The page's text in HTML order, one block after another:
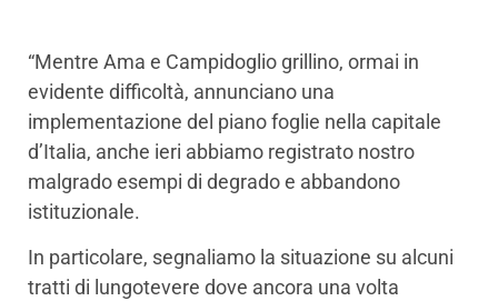
“Mentre Ama e Campidoglio grillino, ormai in
evidente difficoltà, annunciano una
implementazione del piano foglie nella capitale
d’Italia, anche ieri abbiamo registrato nostro
malgrado esempi di degrado e abbandono
istituzionale.
In particolare, segnaliamo la situazione su alcuni
tratti di lungotevere dove ancora una volta